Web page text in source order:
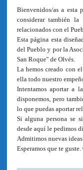
Bienvenidos/as a esta
considerar también
relacionados con el
Esta página esta
del Pueblo y por la
San Roque" de Olvés.
La hemos creado con
ella todo nuestro
Intentamos aportar a
disponemos, pero
lo que puedas aportar
Si alguna persona se
desde aquí le pedimos
Admitimos nuevas
Esperamos que te